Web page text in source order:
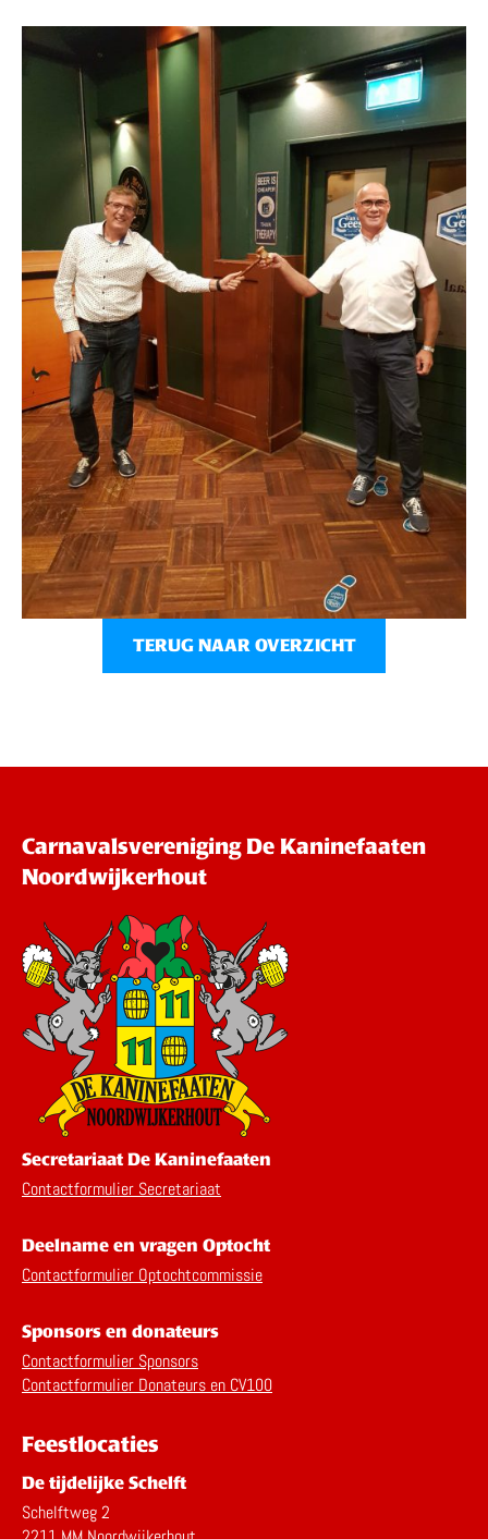
TERUG NAAR OVERZICHT
Carnavalsvereniging De Kaninefaaten
Noordwijkerhout
Secretariaat De Kaninefaaten
Contactformulier Secretariaat
Deelname en vragen Optocht
Contactformulier Optochtcommissie
Sponsors en donateurs
Contactformulier Sponsors
Contactformulier Donateurs en CV100
Feestlocaties
De tijdelijke Schelft
Schelftweg 2